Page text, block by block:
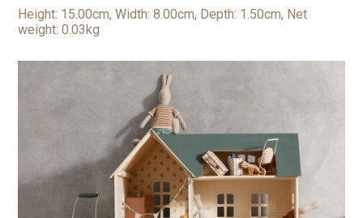
Height: 15.00cm, Width: 8.00cm, Depth: 1.50cm, Net
weight: 0.03kg